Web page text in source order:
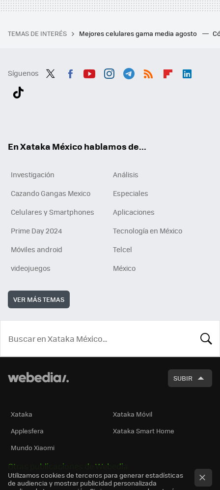
TEMAS DE INTERÉS Mejores celulares gama media agosto
Síguenos
En Xataka México hablamos de...
Investigación
Análisis
Cazando Gangas Mexico
Especiales
Celulares y Smartphones
Aplicaciones
Prime Day 2024
Tecnología en México
Móviles android
Telcel
videojuegos
México
VER MÁS TEMAS
SUBIR
Xataka
Xataka Móvil
Applesfera
Xataka Smart Home
Mundo Xiaomi
Otras publicaciones de Webedia
Utilizamos cookies de terceros para generar estadísticas
de audiencia y mostrar publicidad personalizada